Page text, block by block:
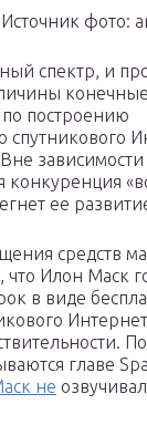
фото:
спектр, и
по построению
спутникового
зависимости
конкуренция
ее
средств
Илон Маск
в виде
главе
не